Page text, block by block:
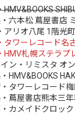
六本松 蔦屋書店
リオ八尾 1階光
ワーレコード名
HMV札幌ステラ
ン・リミスタ オ
HMV&BOOKS
タワーレコード
蔦屋書店熊本三年
カメイドクロック